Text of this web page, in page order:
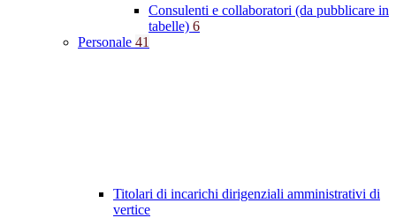
Consulenti e collaboratori (da pubblicare in
tabelle) 6
Personale 41
Titolari di incarichi dirigenziali amministrativi di
vertice